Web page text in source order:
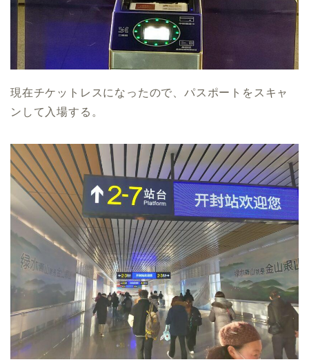
現在チケットレスになったので、パスポートをスキャ
ンして入場する。